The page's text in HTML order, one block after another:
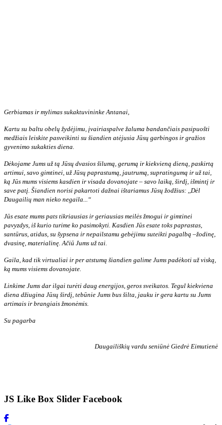
Gerbiamas ir mylimas sukaktuvininke Antanai,
Kartu su baltu obelų žydėjimu, įvairiaspalve žaluma bandančiais pasipuošti
medžiais leiskite pasveikinti su šiandien atėjusia Jūsų garbingos ir gražios
gyvenimo sukakties diena.
Dėkojame Jums už tą Jūsų dvasios šilumą, gerumą ir kiekvieną dieną, paskirtą
artimui, savo gimtinei, už Jūsų paprastumą, jautrumą, supratingumą ir už tai,
ką Jūs mums visiems kasdien ir visada dovanojate – savo laiką, širdį, išmintį ir
save patį. Šiandien norisi pakartoti dažnai ištariamus Jūsų žodžius: ,,Dėl
Daugailių man nieko negaila...“
Jūs esate mums pats tikriausias ir geriausias meilės žmogui ir gimtinei
pavyzdys, iš kurio turime ko pasimokyti. Kasdien Jūs esate toks paprastas,
santūrus, atidus, su šypsena ir nepailstamu gebėjimu suteikti pagalbą –žodinę,
dvasinę, materialinę. Ačiū Jums už tai.
Gaila, kad tik virtualiai ir per atstumą šiandien galime Jums padėkoti už viską,
ką mums visiems dovanojate.
Linkime Jums dar ilgai turėti daug energijos, geros sveikatos. Tegul kiekviena
diena džiugina Jūsų širdį, tebūnie Jums bus šilta, jauku ir gera kartu su Jums
artimais ir brangiais žmonėmis.
Su pagarba
Daugailiškių vardu seniūnė Giedrė Eimutienė
JS Like Box Slider Facebook